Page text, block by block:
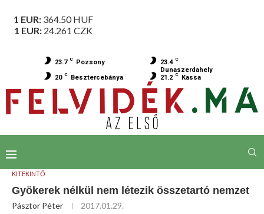
1 EUR: 364.50HUF
1 EUR: 24.261 CZK
23.7 C Pozsony 23.4 C
Dunaszerdahely
20 C Besztercebánya 21.2 C Kassa
KITEKINTŐ
Gyökerek nélkül nem létezik összetartó nemzet
Pásztor Péter 2017.01.29.